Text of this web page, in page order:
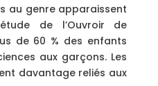
au genre apparaissent
de l’Ouvroir de
de 60 % des enfants
aux garçons. Les
davantage reliés aux